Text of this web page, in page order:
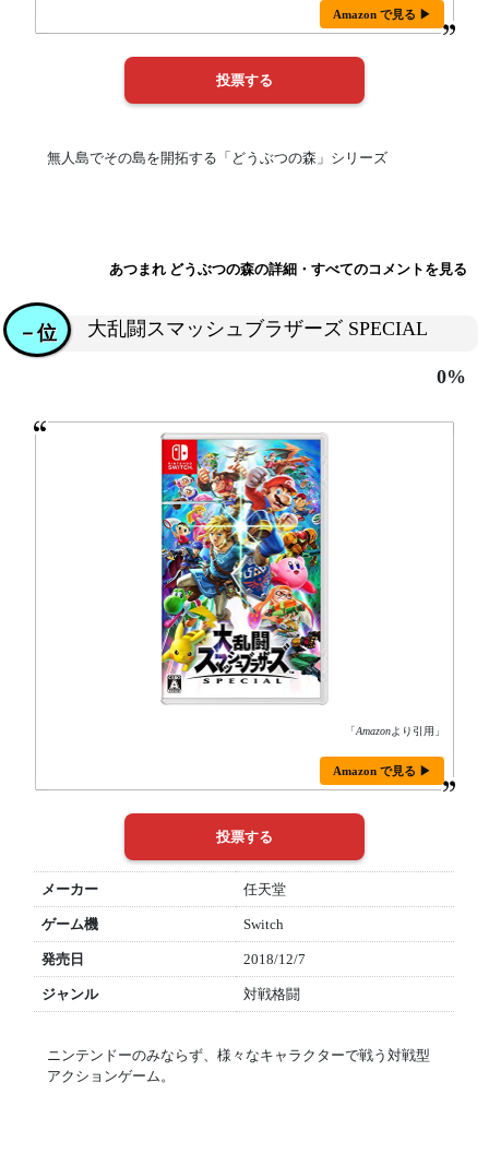
Amazon で見る ▶
無人島でその島を開拓する「どうぶつの森」シリーズ
あつまれ どうぶつの森の詳細・すべてのコメントを見る
大乱闘スマッシュブラザーズ SPECIAL
－位
0%
「Amazonより引用」
Amazon で見る ▶
メーカー 任天堂
ゲーム機 Switch
発売日 2018/12/7
ジャンル 対戦格闘
ニンテンドーのみならず、様々なキャラクターで戦う対戦型
アクションゲーム。